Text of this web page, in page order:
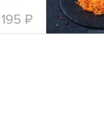
195 ₽